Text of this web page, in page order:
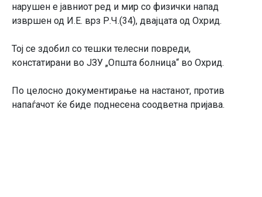
нарушен е јавниот ред и мир со физички напад
извршен од И.Е. врз Р.Ч.(34), двајцата од Охрид.
Тој се здобил со тешки телесни повреди,
констатирани во ЈЗУ „Општа болница“ во Охрид.
По целосно документирање на настанот, против
напаѓачот ќе биде поднесена соодветна пријава.